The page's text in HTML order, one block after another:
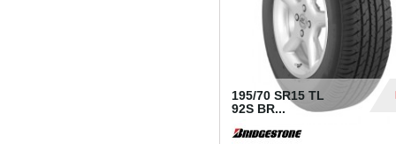
195/70 SR15 TL
92S BR...